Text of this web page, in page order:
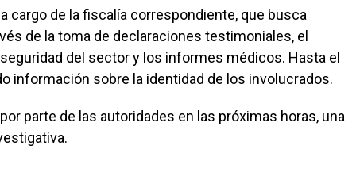
cargo de la fiscalía correspondiente, que busca
de la toma de declaraciones testimoniales, el
del sector y los informes médicos. Hasta el
información sobre la identidad de los involucrados.
parte de las autoridades en las próximas horas, una